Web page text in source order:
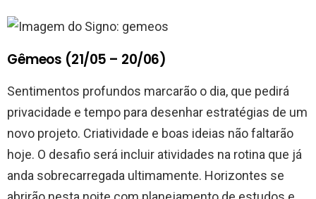
Gêmeos (21/05 – 20/06)
Sentimentos profundos marcarão o dia, que pedirá
privacidade e tempo para desenhar estratégias de um
novo projeto. Criatividade e boas ideias não faltarão
hoje. O desafio será incluir atividades na rotina que já
anda sobrecarregada ultimamente. Horizontes se